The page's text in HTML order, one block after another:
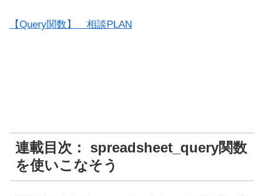
【Query関数】 相談PLAN
連載目次： spreadsheet_query関数
を使いこなそう